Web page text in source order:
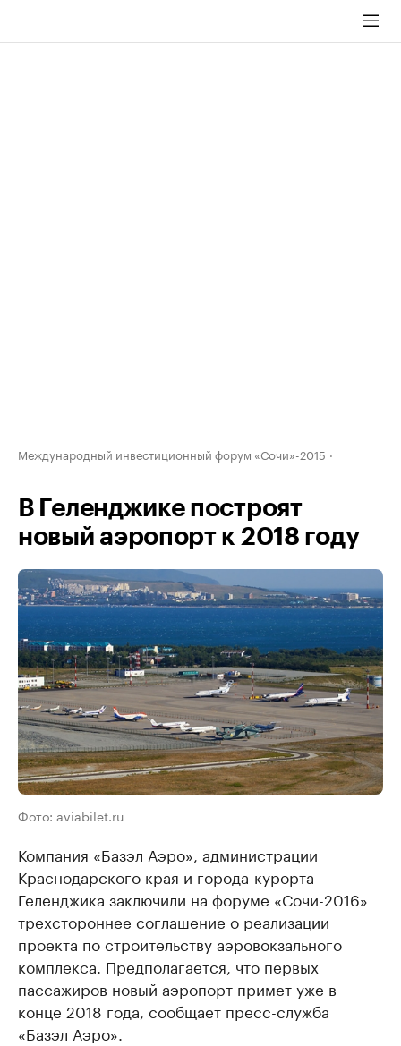
Международный инвестиционный форум «Сочи»-2015
В Геленджике построят
новый аэропорт к 2018 году
Фото: aviabilet.ru
Компания «Базэл Аэро», администрации
Краснодарского края и города-курорта
Геленджика заключили на форуме «Сочи-2016»
трехстороннее соглашение о реализации
проекта по строительству аэровокзального
комплекса. Предполагается, что первых
пассажиров новый аэропорт примет уже в
конце 2018 года, сообщает пресс-служба
«Базэл Аэро».